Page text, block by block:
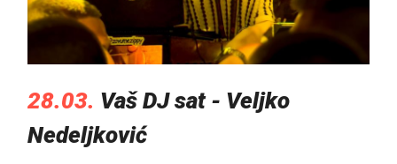
28.03. Vaš DJ sat - Veljko
Nedeljković